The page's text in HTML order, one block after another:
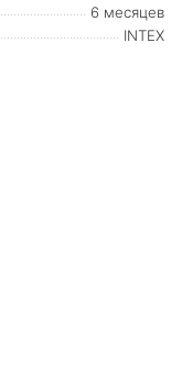
6 месяцев
INTEX